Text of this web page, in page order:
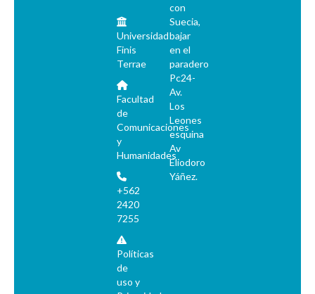
Universidad
Finis
Terrae
Facultad
de
Comunicaciones
y
Humanidades
+562
2420
7255
Políticas
de
uso y
con
Suecia,
bajar
en el
paradero
Pc24-
Av.
Los
Leones
esquina
Av
Eliodoro
Yáñez.